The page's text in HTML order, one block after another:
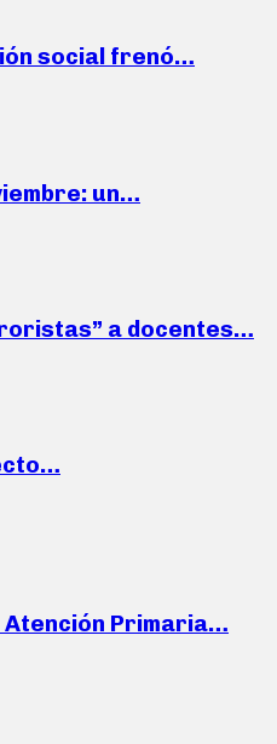
social frenó…
un…
a docentes…
Atención Primaria…